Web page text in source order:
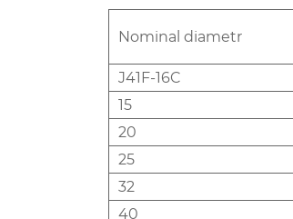
Nominal diametr
J41F-16C
15
20
25
32
40